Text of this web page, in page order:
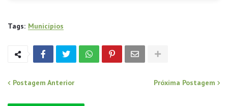
Tags: Municípios
Postagem Anterior Próxima Postagem